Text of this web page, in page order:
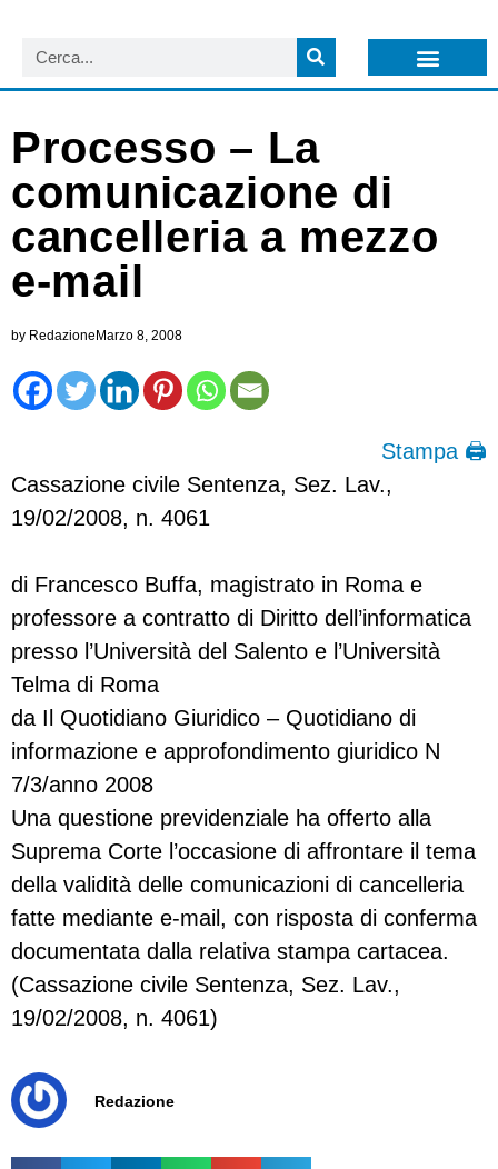
Processo – La
comunicazione di
cancelleria a mezzo
e-mail
by Redazione Marzo 8, 2008
Stampa 🖨
Cassazione civile Sentenza, Sez. Lav.,
19/02/2008, n. 4061
di Francesco Buffa, magistrato in Roma e
professore a contratto di Diritto dell’informatica
presso l’Università del Salento e l’Università
Telma di Roma
da Il Quotidiano Giuridico – Quotidiano di
informazione e approfondimento giuridico N
7/3/anno 2008
Una questione previdenziale ha offerto alla
Suprema Corte l’occasione di affrontare il tema
della validità delle comunicazioni di cancelleria
fatte mediante e-mail, con risposta di conferma
documentata dalla relativa stampa cartacea.
(Cassazione civile Sentenza, Sez. Lav.,
19/02/2008, n. 4061)
Redazione